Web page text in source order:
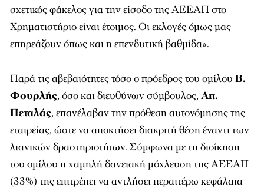
σχετικός φάκελος για την είσοδο της ΑΕΕΑΠ στο
Χρηματιστήριο είναι έτοιμος. Οι εκλογές όμως μας
επηρεάζουν όπως και η επενδυτική βαθμίδα».
Παρά τις αβεβαιότητες τόσο ο πρόεδρος του ομίλου Β.
Φουρλής, όσο και διευθύνων σύμβουλος, Απ.
Πεταλάς, επανέλαβαν την πρόθεση αυτονόμησης της
εταιρείας, ώστε να αποκτήσει διακριτή θέση έναντι των
λιανικών δραστηριοτήτων. Σύμφωνα με τη διοίκηση
του ομίλου η χαμηλή δανειακή μόχλευση της ΑΕΕΑΠ
(33%) της επιτρέπει να αντλήσει περαιτέρω κεφάλαια